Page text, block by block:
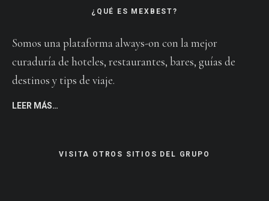
¿QUÉ ES MEXBEST?
Somos una plataforma always-on con la mejor
curaduría de hoteles, restaurantes, bares, guías de
destinos y tips de viaje.
LEER MÁS…
VISITA OTROS SITIOS DEL GRUPO